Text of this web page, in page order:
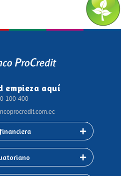
empieza aquí
100-400